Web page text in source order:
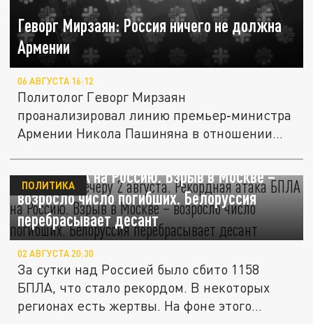
Геворг Мирзаян: Россия ничего не должна
Армении
06 АВГУСТА 16:12
Политолог Геворг Мирзаян
проанализировал линию премьер‑министра
Армении Никола Пашиняна в отношении
Главное к вечеру 2 августа. Рекордная
атака БПЛА на Россию. Взрыв в Москве –
возросло число погибших. Белоруссия
перебрасывает десант
ПОЛИТИКА
02 АВГУСТА 20:30
За сутки над Россией было сбито 1158
БПЛА, что стало рекордом. В некоторых
регионах есть жертвы. На фоне этого...